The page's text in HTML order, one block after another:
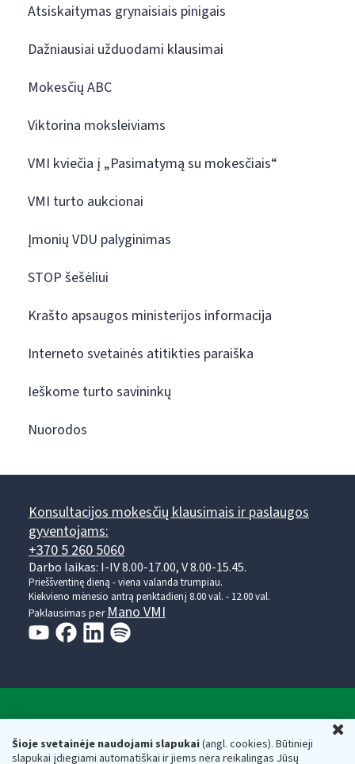
Šioje svetainėje naudojami slapukai(angl. cookies). Būtinieji
slapukai įdiegiami automatiškai ir jiems nėra reikalingas Jūsų
Atsiskaitymas grynaisiais pinigais
Dažniausiai užduodami klausimai
Mokesčių ABC
Viktorina moksleiviams
VMI kviečia į „Pasimatymą su mokesčiais“
VMI turto aukcionai
Įmonių VDU palyginimas
STOP šešėliui
Krašto apsaugos ministerijos informacija
Interneto svetainės atitikties paraiška
Ieškome turto savininkų
Nuorodos
Konsultacijos mokesčių klausimais ir paslaugos
gyventojams:
+370 5 260 5060
Darbo laikas: I-IV 8.00-17.00, V 8.00-15.45.
Prieššventinę dieną - viena valanda trumpiau.
Kiekvieno mėnesio antrą penktadienį 8.00 val. - 12.00 val.
Paklausimas per Mano VMI
Respublikos finansų ministerijos